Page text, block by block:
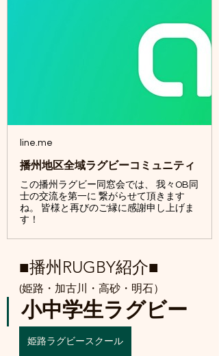
line.me
播州地区全域ラグビーコミュニティ
この播州ラグビー同窓会では、 我々OB同
士の交流を第一に 繋がらせて頂きます
ね。 皆様と再びのご縁に感謝申し上げま
す！
■播州RUGBY紹介■
(姫路・加古川・高砂・明石）
小中学生ラグビー
姫路ラグビースクール